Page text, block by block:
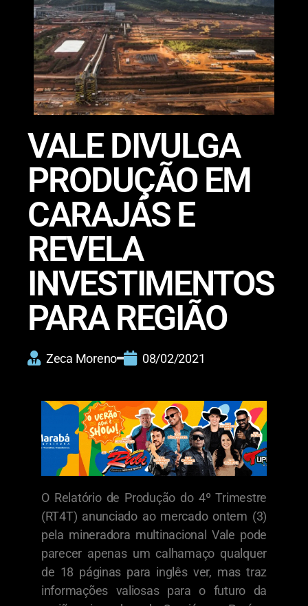
VALE DIVULGA
PRODUÇÃO EM
CARAJÁS E
REVELA
INVESTIMENTOS
PARA REGIÃO
Zeca Moreno 08/02/2021
O Relatório de Produção do 4º Trimestre
(RT4T) anunciado ao mercado ontem (3)
pela mineradora multinacional Vale pode
parecer apenas um calhamaço qualquer
de 18 páginas para inglês ver, mas traz
informações valiosas para o futuro da